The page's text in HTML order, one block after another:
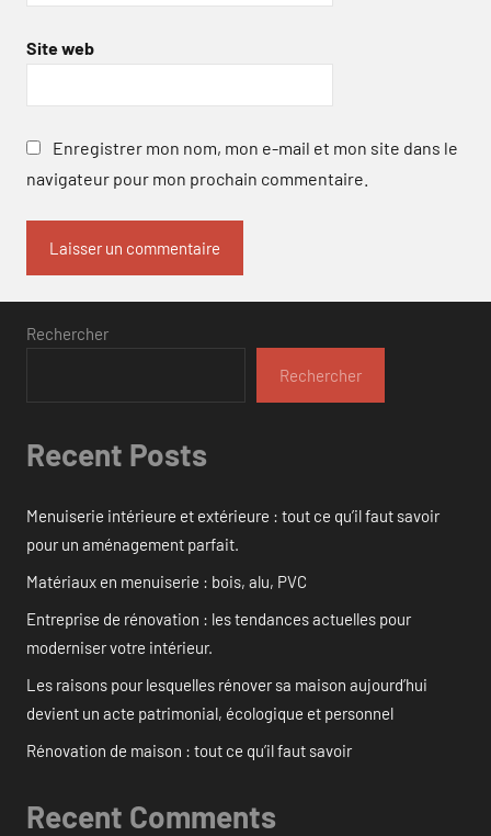
Site web
Enregistrer mon nom, mon e-mail et mon site dans le
navigateur pour mon prochain commentaire.
Rechercher
Rechercher
Recent Posts
Menuiserie intérieure et extérieure : tout ce qu’il faut savoir
pour un aménagement parfait.
Matériaux en menuiserie : bois, alu, PVC
Entreprise de rénovation : les tendances actuelles pour
moderniser votre intérieur.
Les raisons pour lesquelles rénover sa maison aujourd’hui
devient un acte patrimonial, écologique et personnel
Rénovation de maison : tout ce qu’il faut savoir
Recent Comments